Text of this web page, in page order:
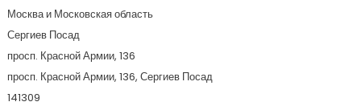
Москва и Московская область
Сергиев Посад
просп. Красной Армии, 136
просп. Красной Армии, 136, Сергиев Посад
141309